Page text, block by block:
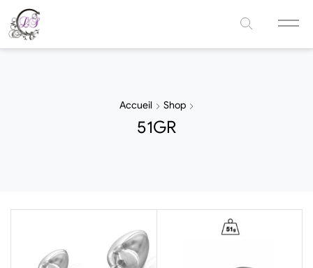
Accueil Shop
51GR